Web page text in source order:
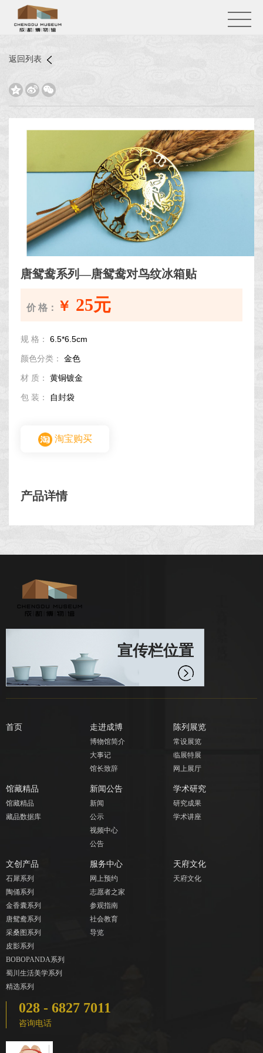
返回列表
  
唐鸳鸯系列—唐鸳鸯对鸟纹冰箱贴
价 格： ￥ 25元
规 格： 6.5*6.5cm
颜色分类： 金色
材 质： 黄铜镀金
包 装： 自封袋
淘宝购买
产品详情
宣传栏位置
首页 走进成博
博物馆简介
大事记
馆长致辞
陈列展览
常设展览
临展特展
网上展厅
馆藏精品
馆藏精品
藏品数据库
新闻公告
新闻
公示
视频中心
公告
学术研究
研究成果
学术讲座
文创产品
石犀系列
陶俑系列
金香囊系列
唐鸳鸯系列
采桑图系列
皮影系列
BOBOPANDA系列
蜀川生活美学系列
精选系列
服务中心
网上预约
志愿者之家
参观指南
社会教育
导览
天府文化
天府文化
028 - 6827 7011
咨询电话